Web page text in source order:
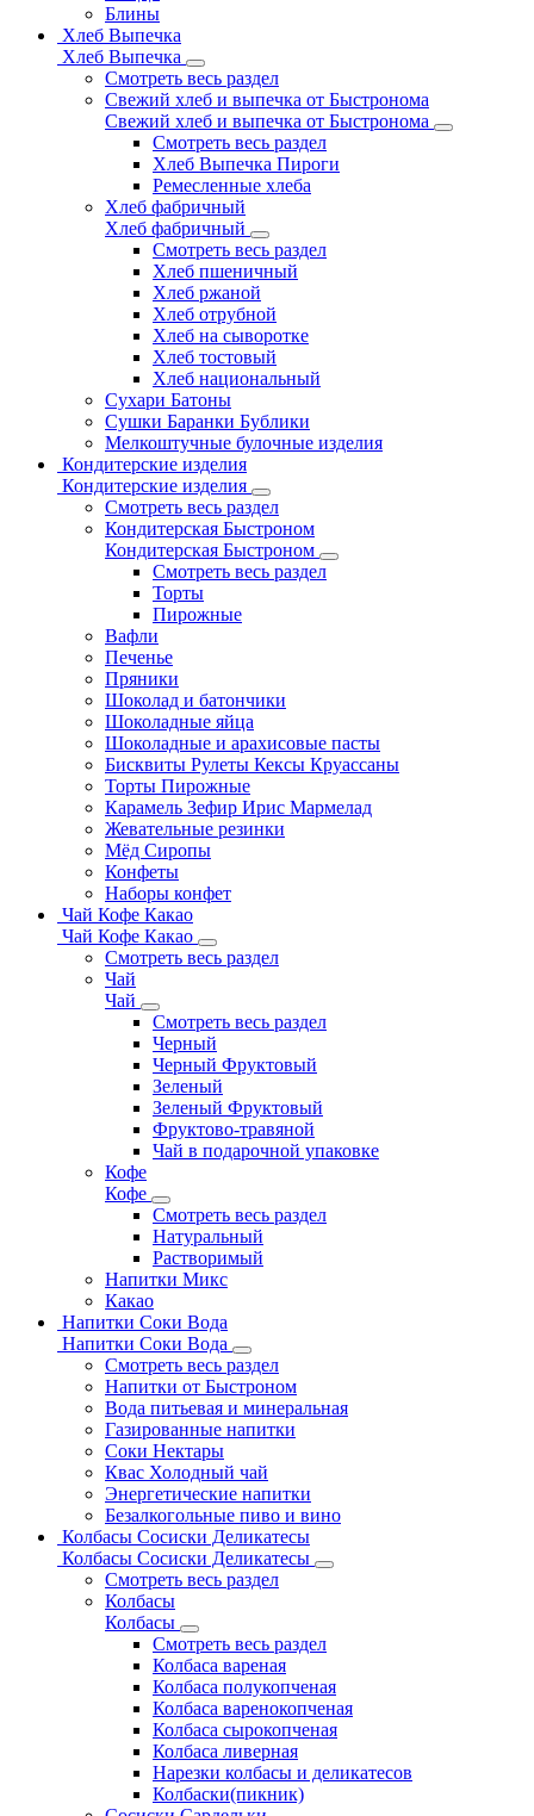
Блины
Хлеб Выпечка
Хлеб Выпечка
Смотреть весь раздел
Свежий хлеб и выпечка от Быстронома
Свежий хлеб и выпечка от Быстронома
Смотреть весь раздел
Хлеб Выпечка Пироги
Ремесленные хлеба
Хлеб фабричный
Хлеб фабричный
Смотреть весь раздел
Хлеб пшеничный
Хлеб ржаной
Хлеб отрубной
Хлеб на сыворотке
Хлеб тостовый
Хлеб национальный
Сухари Батоны
Сушки Баранки Бублики
Мелкоштучные булочные изделия
Кондитерские изделия
Кондитерские изделия
Смотреть весь раздел
Кондитерская Быстроном
Кондитерская Быстроном
Смотреть весь раздел
Торты
Пирожные
Вафли
Печенье
Пряники
Шоколад и батончики
Шоколадные яйца
Шоколадные и арахисовые пасты
Бисквиты Рулеты Кексы Круассаны
Торты Пирожные
Карамель Зефир Ирис Мармелад
Жевательные резинки
Мёд Сиропы
Конфеты
Наборы конфет
Чай Кофе Какао
Чай Кофе Какао
Смотреть весь раздел
Чай
Чай
Смотреть весь раздел
Черный
Черный Фруктовый
Зеленый
Зеленый Фруктовый
Фруктово-травяной
Чай в подарочной упаковке
Кофе
Кофе
Смотреть весь раздел
Натуральный
Растворимый
Напитки Микс
Какао
Напитки Соки Вода
Напитки Соки Вода
Смотреть весь раздел
Напитки от Быстроном
Вода питьевая и минеральная
Газированные напитки
Соки Нектары
Квас Холодный чай
Энергетические напитки
Безалкогольные пиво и вино
Колбасы Сосиски Деликатесы
Колбасы Сосиски Деликатесы
Смотреть весь раздел
Колбасы
Колбасы
Смотреть весь раздел
Колбаса вареная
Колбаса полукопченая
Колбаса варенокопченая
Колбаса сырокопченая
Колбаса ливерная
Нарезки колбасы и деликатесов
Колбаски(пикник)